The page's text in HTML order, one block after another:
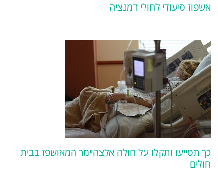
אשפוז סיעודי לחולי דמנציה
כך תסייעו ותקלו על חולה אלצהיימר המאושפז בבית
חולים